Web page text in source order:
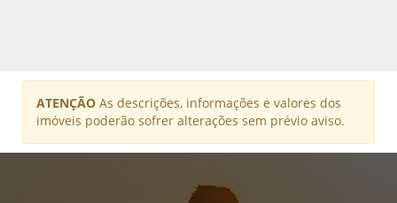
ATENÇÃO As descrições, informações e valores dos
imóveis poderão sofrer alterações sem prévio aviso.